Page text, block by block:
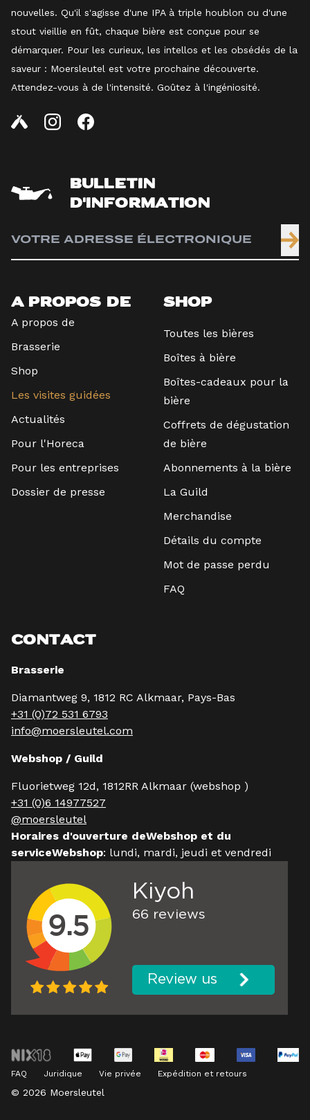
nouvelles. Qu'il s'agisse d'une IPA à triple houblon ou d'une
stout vieillie en fût, chaque bière est conçue pour se
démarquer. Pour les curieux, les intellos et les obsédés de la
saveur : Moersleutel est votre prochaine découverte.
Attendez-vous à de l'intensité. Goûtez à l'ingéniosité.
BULLETIN
D'INFORMATION
A PROPOS DE
A propos de
Brasserie
Shop
Les visites guidées
Actualités
Pour l'Horeca
Pour les entreprises
Dossier de presse
SHOP
Toutes les bières
Boîtes à bière
Boîtes-cadeaux pour la
bière
Coffrets de dégustation
de bière
Abonnements à la bière
La Guild
Merchandise
Détails du compte
Mot de passe perdu
FAQ
CONTACT
Brasserie
Diamantweg 9, 1812 RC Alkmaar, Pays-Bas
+31 (0)72 531 6793
info@moersleutel.com
Webshop / Guild
Fluorietweg 12d, 1812RR Alkmaar (webshop )
+31 (0)6 14977527
@moersleutel
Horaires d'ouverture deWebshop et du
serviceWebshop: lundi, mardi, jeudi et vendredi
© 2026 Moersleutel
FAQ Juridique Vie privée Expédition et retours